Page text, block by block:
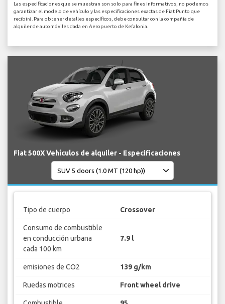
Las especificaciones que se muestran son solo para fines informativos, no podemos
garantizar el modelo de vehículo y las especificaciones exactas de Fiat Punto que
recibirá. Para obtener detalles específicos, debe consultar con la compañía de
alquiler de automóviles dada en Aeropuerto de Kefalonia.
Fiat 500X Vehículos de alquiler - Especificaciones
Tipo de cuerpo Crossover
Consumo de combustible
en conducción urbana
cada 100 km
7.9 l
emisiones de CO2 139 g/km
Ruedas motrices Front wheel drive